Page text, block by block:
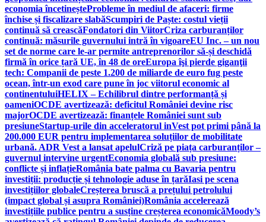
economia încetineșteProbleme în mediul de afaceri: firme
închise și fiscalizare slabăScumpiri de Paște: costul vieții
continuă să creascăFondatori din ViitorCriza carburanților
continuă: măsurile guvernului intră în vigoareEU Inc. – un nou
set de norme care le-ar permite antreprenorilor să-și deschidă
firmă în orice țară UE, în 48 de oreEuropa îşi pierde giganţii
tech: Companii de peste 1.200 de miliarde de euro fug peste
ocean, într-un exod care pune în joc viitorul economic al
continentuluiHELIX – Echilibrul dintre performanță și
oameniOCDE avertizează: deficitul României devine risc
majorOCDE avertizează: finanțele României sunt sub
presiuneStartup-urile din acceleratorul inVest pot primi până la
200.000 EUR pentru implementarea soluțiilor de mobilitate
urbană. ADR Vest a lansat apelulCriză pe piața carburanților –
guvernul intervine urgentEconomia globală sub presiune:
conflicte și inflațieRomânia bate palma cu Bavaria pentru
investiții: producție și tehnologie aduse în țarăIasi pe scena
investițiilor globaleCreșterea bruscă a prețului petrolului
(impact global și asupra României)România accelerează
investițiile publice pentru a susține creșterea economicăMoody’s